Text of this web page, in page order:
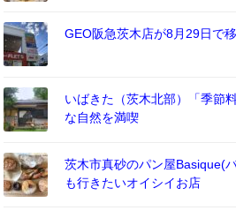
GEO阪急茨木店が8月29日で
いばきた（茨木北部）「季節
な自然を満喫
茨木市真砂のパン屋Basique(
も行きたいオイシイお店